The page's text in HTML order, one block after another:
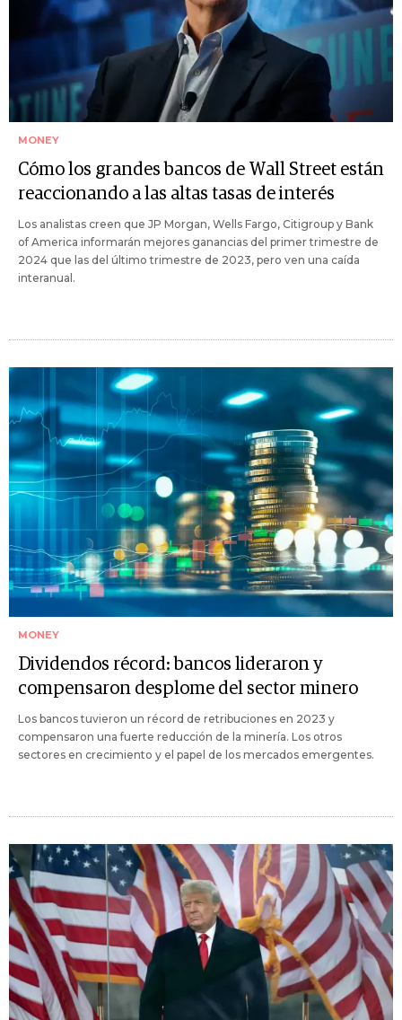
MONEY
Cómo los grandes bancos de Wall Street están
reaccionando a las altas tasas de interés
Los analistas creen que JP Morgan, Wells Fargo, Citigroup y Bank
of America informarán mejores ganancias del primer trimestre de
2024 que las del último trimestre de 2023, pero ven una caída
interanual.
MONEY
Dividendos récord: bancos lideraron y
compensaron desplome del sector minero
Los bancos tuvieron un récord de retribuciones en 2023 y
compensaron una fuerte reducción de la minería. Los otros
sectores en crecimiento y el papel de los mercados emergentes.